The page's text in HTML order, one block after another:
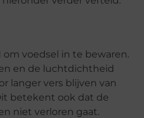
voedsel in te bewaren.
en de luchtdichtheid
langer vers blijven van
betekent ook dat de
niet verloren gaat.